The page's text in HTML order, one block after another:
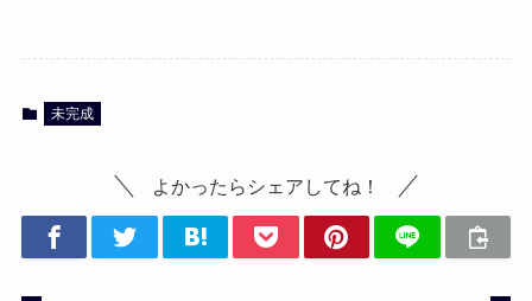
未完成
よかったらシェアしてね！